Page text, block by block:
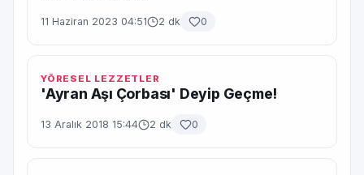
11 Haziran 2023 04:51 2 dk 0
YÖRESEL LEZZETLER
'Ayran Aşı Çorbası' Deyip Geçme!
13 Aralık 2018 15:44 2 dk 0